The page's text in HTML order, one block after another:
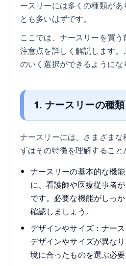
ースリーには多くの種類があ
とも多いはずです。
ここでは、ナースリーを買う
注意点を詳しく解説します
のいく選択ができるようにな
1. ナースリーの種
ナースリーには、さまざまな
ずはその特徴を理解すること
ナースリーの基本的な機
に、看護師や医療従事者
です。必要な機能がしっ
確認しましょう。
デザインやサイズ：ナー
デザインやサイズが異な
境に合ったものを選ぶ必要